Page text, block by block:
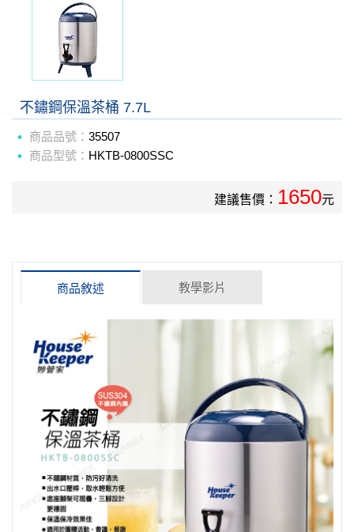
不鏽鋼保溫茶桶 7.7L
商品品號： 35507
商品型號： HKTB-0800SSC
建議售價： 1650元
商品敘述 教學影片